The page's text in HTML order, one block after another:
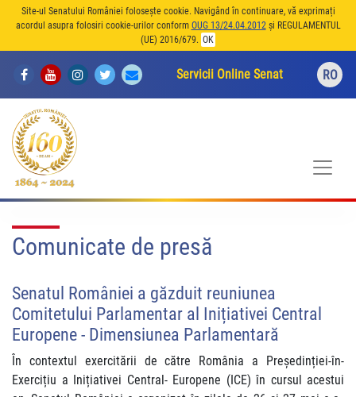
Site-ul Senatului României folosește cookie. Navigând în continuare, vă exprimați
acordul asupra folosiri cookie-urilor conform OUG 13/24.04.2012și REGULAMENTUL
(UE) 2016/679. OK
Servicii Online Senat RO
Comunicate de presă
Senatul României a găzduit reuniunea
Comitetului Parlamentar al Inițiativei Central
Europene - Dimensiunea Parlamentară
În contextul exercitării de către România a Președinției-în-
Exercițiu a Inițiativei Central- Europene (ICE) în cursul acestui